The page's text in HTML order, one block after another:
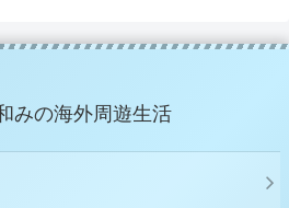
みの海外周遊生活